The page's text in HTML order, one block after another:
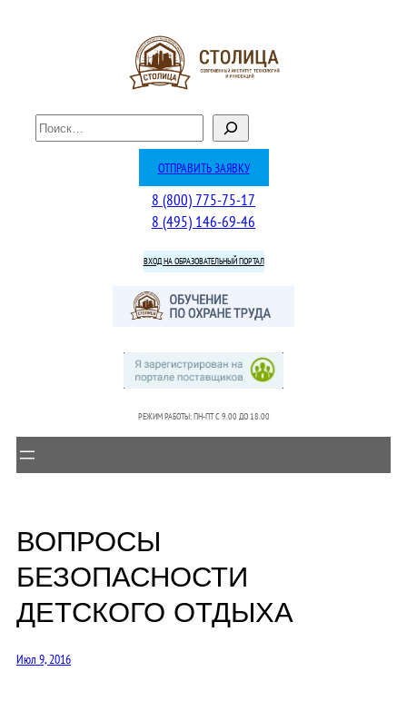
П
о
ОТПРАВИТЬ ЗАЯВКУ
8 (800) 775-75-17
8 (495) 146-69-46
ВХОД НА ОБРАЗОВАТЕЛЬНЫЙ ПОРТАЛ
РЕЖИМ РАБОТЫ: ПН-ПТ C 9.00 ДО 18.00
ВОПРОСЫ
БЕЗОПАСНОСТИ
ДЕТСКОГО ОТДЫХА
Июл 9, 2016